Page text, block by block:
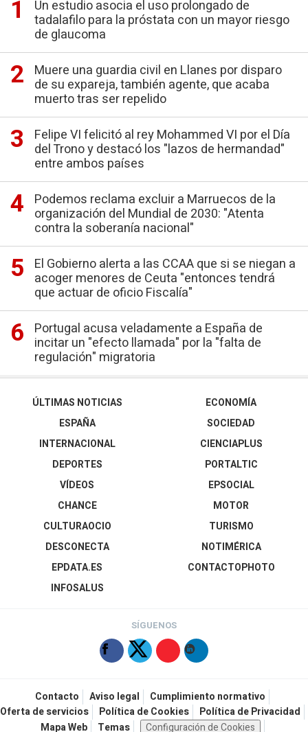
Un estudio asocia el uso prolongado de
tadalafilo para la próstata con un mayor riesgo
de glaucoma
Muere una guardia civil en Llanes por disparo
de su expareja, también agente, que acaba
muerto tras ser repelido
Felipe VI felicitó al rey Mohammed VI por el Día
del Trono y destacó los "lazos de hermandad"
entre ambos países
Podemos reclama excluir a Marruecos de la
organización del Mundial de 2030: "Atenta
contra la soberanía nacional"
El Gobierno alerta a las CCAA que si se niegan a
acoger menores de Ceuta "entonces tendrá
que actuar de oficio Fiscalía"
Portugal acusa veladamente a España de
incitar un "efecto llamada" por la "falta de
regulación" migratoria
ÚLTIMAS NOTICIAS
ESPAÑA
INTERNACIONAL
DEPORTES
VÍDEOS
ECONOMÍA
SOCIEDAD
CIENCIAPLUS
PORTALTIC
EPSOCIAL
CHANCE
CULTURAOCIO
DESCONECTA
EPDATA.ES
INFOSALUS
MOTOR
TURISMO
NOTIMÉRICA
CONTACTOPHOTO
SÍGUENOS
Contacto Aviso legal
Cumplimiento normativo
Oferta de servicios
Política de Cookies
Política de Privacidad
Mapa Web
Temas Configuración de Cookies